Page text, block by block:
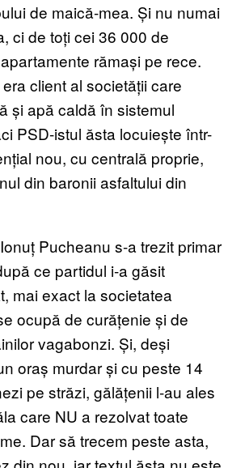
de maică-mea. Și nu numai
ci de toți cei 36 000 de
rămași pe rece.
client al societății care
și apă caldă în sistemul
PSD-istul ăsta locuiește într-
nou, cu centrală proprie,
din baronii asfaltului din
Pucheanu s-a trezit primar
ce partidul i-a găsit
mai exact la societatea
ocupă de curățenie și de
vagabonzi. Și, deși
oraș murdar și cu peste 14
pe străzi, gălățenii l-au ales
care NU a rezolvat toate
Dar să trecem peste asta,